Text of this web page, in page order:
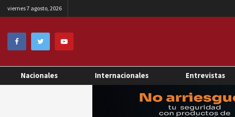
viernes 7 agosto, 2026
Nacionales Internacionales Entrevistas